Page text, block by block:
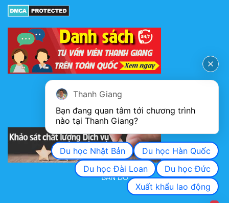
KHẢO SÁT CHẤT LƯỢNG DỊCH VỤ
BẢN ĐỒ
Thanh Giang
Bạn đang quan tâm tới chương trình
nào tại Thanh Giang?
Du học Nhật Bản
Du học Hàn Quốc
Du học Đài Loan
Du học Đức
Xuất khẩu lao động